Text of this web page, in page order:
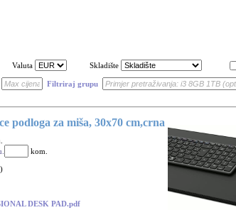
Valuta
Skladište
Filtriraj grupu
podloga za miša, 30x70 cm,crna
kom.
DESK PAD.pdf